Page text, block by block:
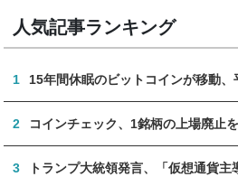
人気記事ランキング
1 15年間休眠のビットコインが移動
2 コインチェック、1銘柄の上場廃止
3 トランプ大統領発言、「仮想通貨主